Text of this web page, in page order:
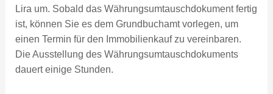
Lira um. Sobald das Währungsumtauschdokument fertig
ist, können Sie es dem Grundbuchamt vorlegen, um
einen Termin für den Immobilienkauf zu vereinbaren.
Die Ausstellung des Währungsumtauschdokuments
dauert einige Stunden.